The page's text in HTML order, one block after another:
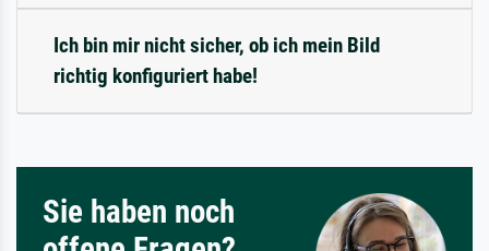
Ich bin mir nicht sicher, ob ich mein Bild
richtig konfiguriert habe!
Sie haben noch